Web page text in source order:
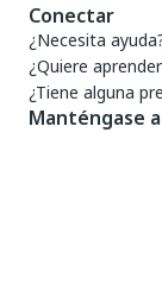
Conectar
¿Necesita
¿Quiere
¿Tiene alguna
Manténgase